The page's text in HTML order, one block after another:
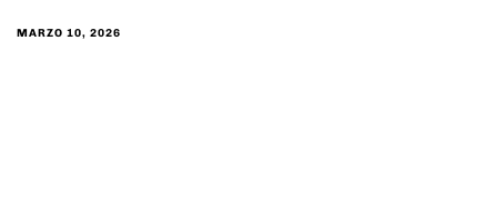
MARZO 10, 2026